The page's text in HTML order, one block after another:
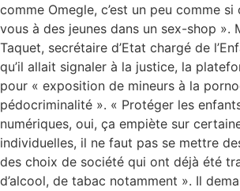
comme Omegle, c’est un peu comme
vous à des jeunes dans un sex-shop ».
Taquet, secrétaire d’Etat chargé de
qu’il allait signaler à la justice, la
pour « exposition de mineurs à la
pédocriminalité ». « Protéger les
numériques, oui, ça empiète sur
individuelles, il ne faut pas se mettre
des choix de société qui ont déjà été
d’alcool, de tabac notamment ». Il